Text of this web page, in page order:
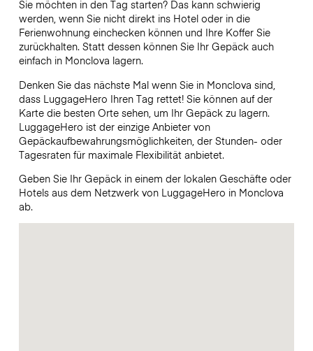
Sie möchten in den Tag starten? Das kann schwierig
werden, wenn Sie nicht direkt ins Hotel oder in die
Ferienwohnung einchecken können und Ihre Koffer Sie
zurückhalten. Statt dessen können Sie Ihr Gepäck auch
einfach in Monclova lagern.
Denken Sie das nächste Mal wenn Sie in Monclova sind,
dass LuggageHero Ihren Tag rettet! Sie können auf der
Karte die besten Orte sehen, um Ihr Gepäck zu lagern.
LuggageHero ist der einzige Anbieter von
Gepäckaufbewahrungsmöglichkeiten, der Stunden- oder
Tagesraten für maximale Flexibilität anbietet.
Geben Sie Ihr Gepäck in einem der lokalen Geschäfte oder
Hotels aus dem Netzwerk von LuggageHero in Monclova
ab.